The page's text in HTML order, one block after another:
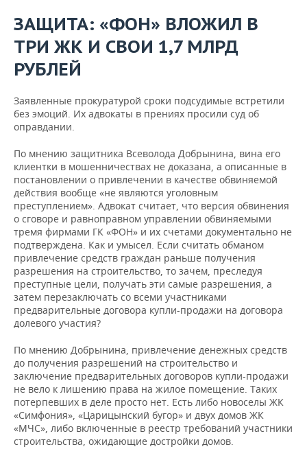
ЗАЩИТА: «ФОН» ВЛОЖИЛ В
ТРИ ЖК И СВОИ 1,7 МЛРД
РУБЛЕЙ
Заявленные прокуратурой сроки подсудимые встретили
без эмоций. Их адвокаты в прениях просили суд об
оправдании.
По мнению защитника Всеволода Добрынина, вина его
клиентки в мошенничествах не доказана, а описанные в
постановлении о привлечении в качестве обвиняемой
действия вообще «не являются уголовным
преступлением». Адвокат считает, что версия обвинения
о сговоре и равноправном управлении обвиняемыми
тремя фирмами ГК «ФОН» и их счетами документально не
подтверждена. Как и умысел. Если считать обманом
привлечение средств граждан раньше получения
разрешения на строительство, то зачем, преследуя
преступные цели, получать эти самые разрешения, а
затем перезаключать со всеми участниками
предварительные договора купли-продажи на договора
долевого участия?
По мнению Добрынина, привлечение денежных средств
до получения разрешений на строительство и
заключение предварительных договоров купли-продажи
не вело к лишению права на жилое помещение. Таких
потерпевших в деле просто нет. Есть либо новоселы ЖК
«Симфония», «Царицынский бугор» и двух домов ЖК
«МЧС», либо включенные в реестр требований участники
строительства, ожидающие достройки домов.